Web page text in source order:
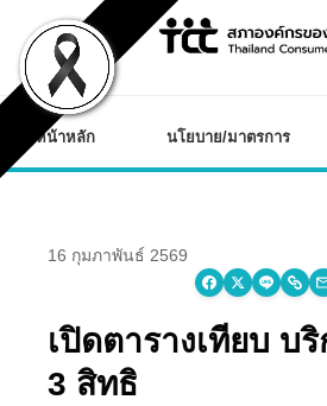
content
หน้าหลัก นโยบาย/มาตรการ
16 กุมภาพันธ์ 2569
เปิดตารางเทียบ บ
สุขภาพ 3 สิทธิ